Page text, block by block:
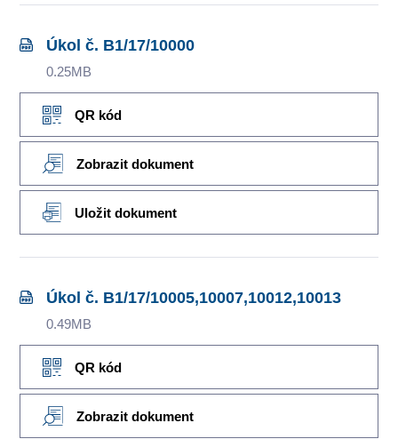
Úkol č. B1/17/10000
0.25MB
QR kód
Zobrazit dokument
Uložit dokument
Úkol č. B1/17/10005,10007,10012,10013
0.49MB
QR kód
Zobrazit dokument